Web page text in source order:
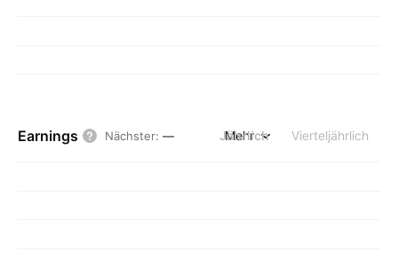
Earnings Nächster: — Jährlich Vierteljährlich
Mehr